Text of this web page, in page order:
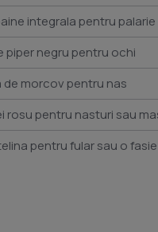
integrala pentru palarie
piper negru pentru ochi
morcov pentru nas
rosu pentru nasturi sau
pentru fular sau o